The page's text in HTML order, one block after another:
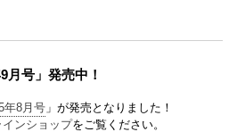
月号」発売中！
年8月号 」が発売となりました！
インショップをご覧ください。